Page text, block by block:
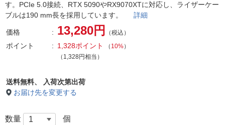
す。PCIe 5.0接続、RTX 5090やRX9070XTに対応し、ライザーケー
ブルは190 mm長を採用しています。 詳細
価格 13,280円 （税込）
ポイント 1,328ポイント （ 10%）
（1,328円相当）
送料無料、
入荷次第出荷
お届け先を変更する
数量 個